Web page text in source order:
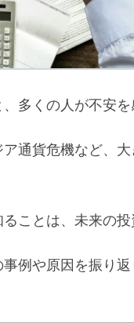
多くの人が不安
通貨危機など、
ことは、未来の
例や原因を振り